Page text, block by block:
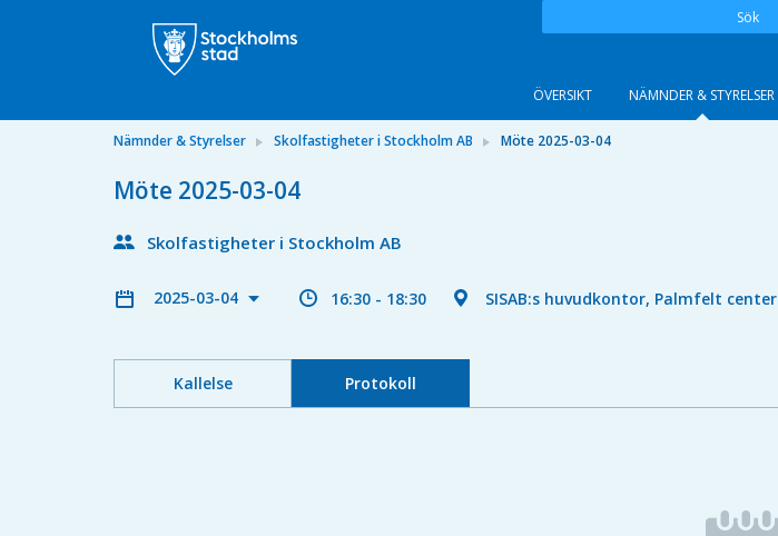
Sök
ÖVERSIKT NÄMNDER & STYRELSER
Nämnder & Styrelser Skolfastigheter i Stockholm AB Möte 2025-03-04
Möte 2025-03-04
Skolfastigheter i Stockholm AB
2025-03-04 16:30 - 18:30 SISAB:s huvudkontor, Palmfelt center
Kallelse Protokoll